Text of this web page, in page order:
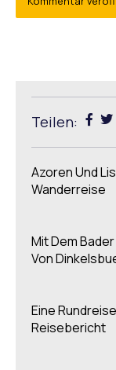
Teilen:
Azoren Und
Wanderreise
Mit Dem
Von
Eine
Reisebericht